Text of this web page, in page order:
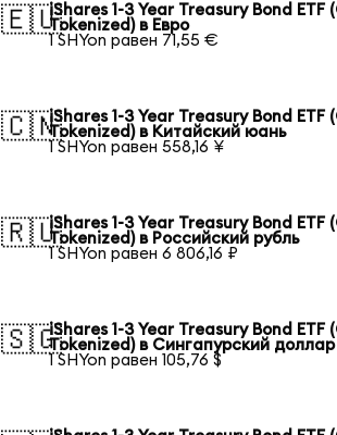
🇪🇺iShares 1-3 Year Treasury Bond ETF
Tokenized) в Евро
1 SHYon равен 71,55 €
🇨🇳iShares 1-3 Year Treasury Bond ETF
Tokenized) в Китайский юань
1 SHYon равен 558,16 ¥
🇷🇺iShares 1-3 Year Treasury Bond ETF
Tokenized) в Российский рубль
1 SHYon равен 6 806,16 ₽
🇸🇬iShares 1-3 Year Treasury Bond ETF
Tokenized) в Сингапурский доллар
1 SHYon равен 105,76 $